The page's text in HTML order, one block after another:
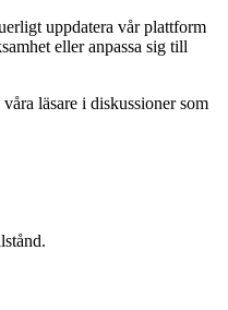
uppdatera vår plattform
eller anpassa sig till
läsare i diskussioner som